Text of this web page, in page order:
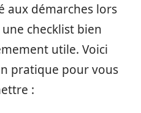
aux démarches lors
une checklist bien
utile. Voici
pratique pour vous
: